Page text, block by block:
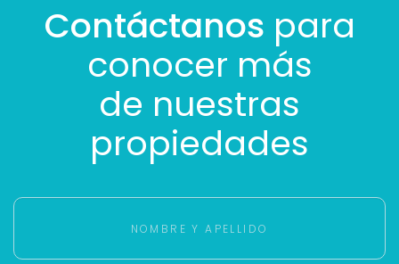
Contáctanos para
conocer más
de nuestras
propiedades